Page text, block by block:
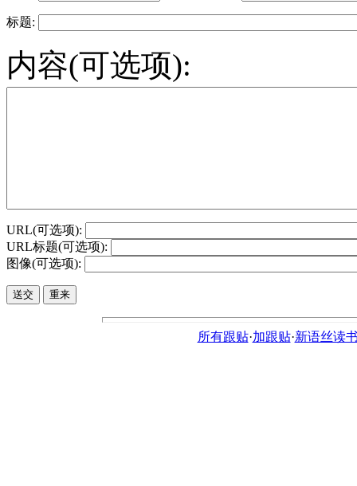
标题:
内容(可选项):
URL(可选项):
URL标题(可选项):
图像(可选项):
所有跟贴·加跟贴·新语丝读